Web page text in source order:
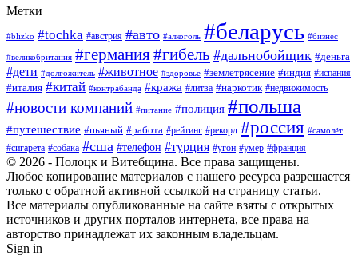
Метки
#blizko #tochka #австрия #авто #алкоголь #беларусь #бизнес
#великобритания #германия#гибель #дальнобойщик #деньга
#дети #долгожитель #животное #здоровье #землетрясение #индия #испания
#италия #китай #контрабанда #кража #литва #наркотик #недвижимость
#новости компаний #питание #полиция #польша
#путешествие #пьяный #работа #рейтинг #рекорд #россия #самолёт
#сигарета #собака #сша #телефон #турция #угон #умер #франция
© 2026 - Полоцк и Витебщина. Все права защищены.
Любое копирование материалов с нашего ресурса разрешается
только с обратной активной ссылкой на страницу статьи.
Все материалы опубликованные на сайте взяты с открытых
источников и других порталов интернета, все права на
авторство принадлежат их законным владельцам.
Sign in